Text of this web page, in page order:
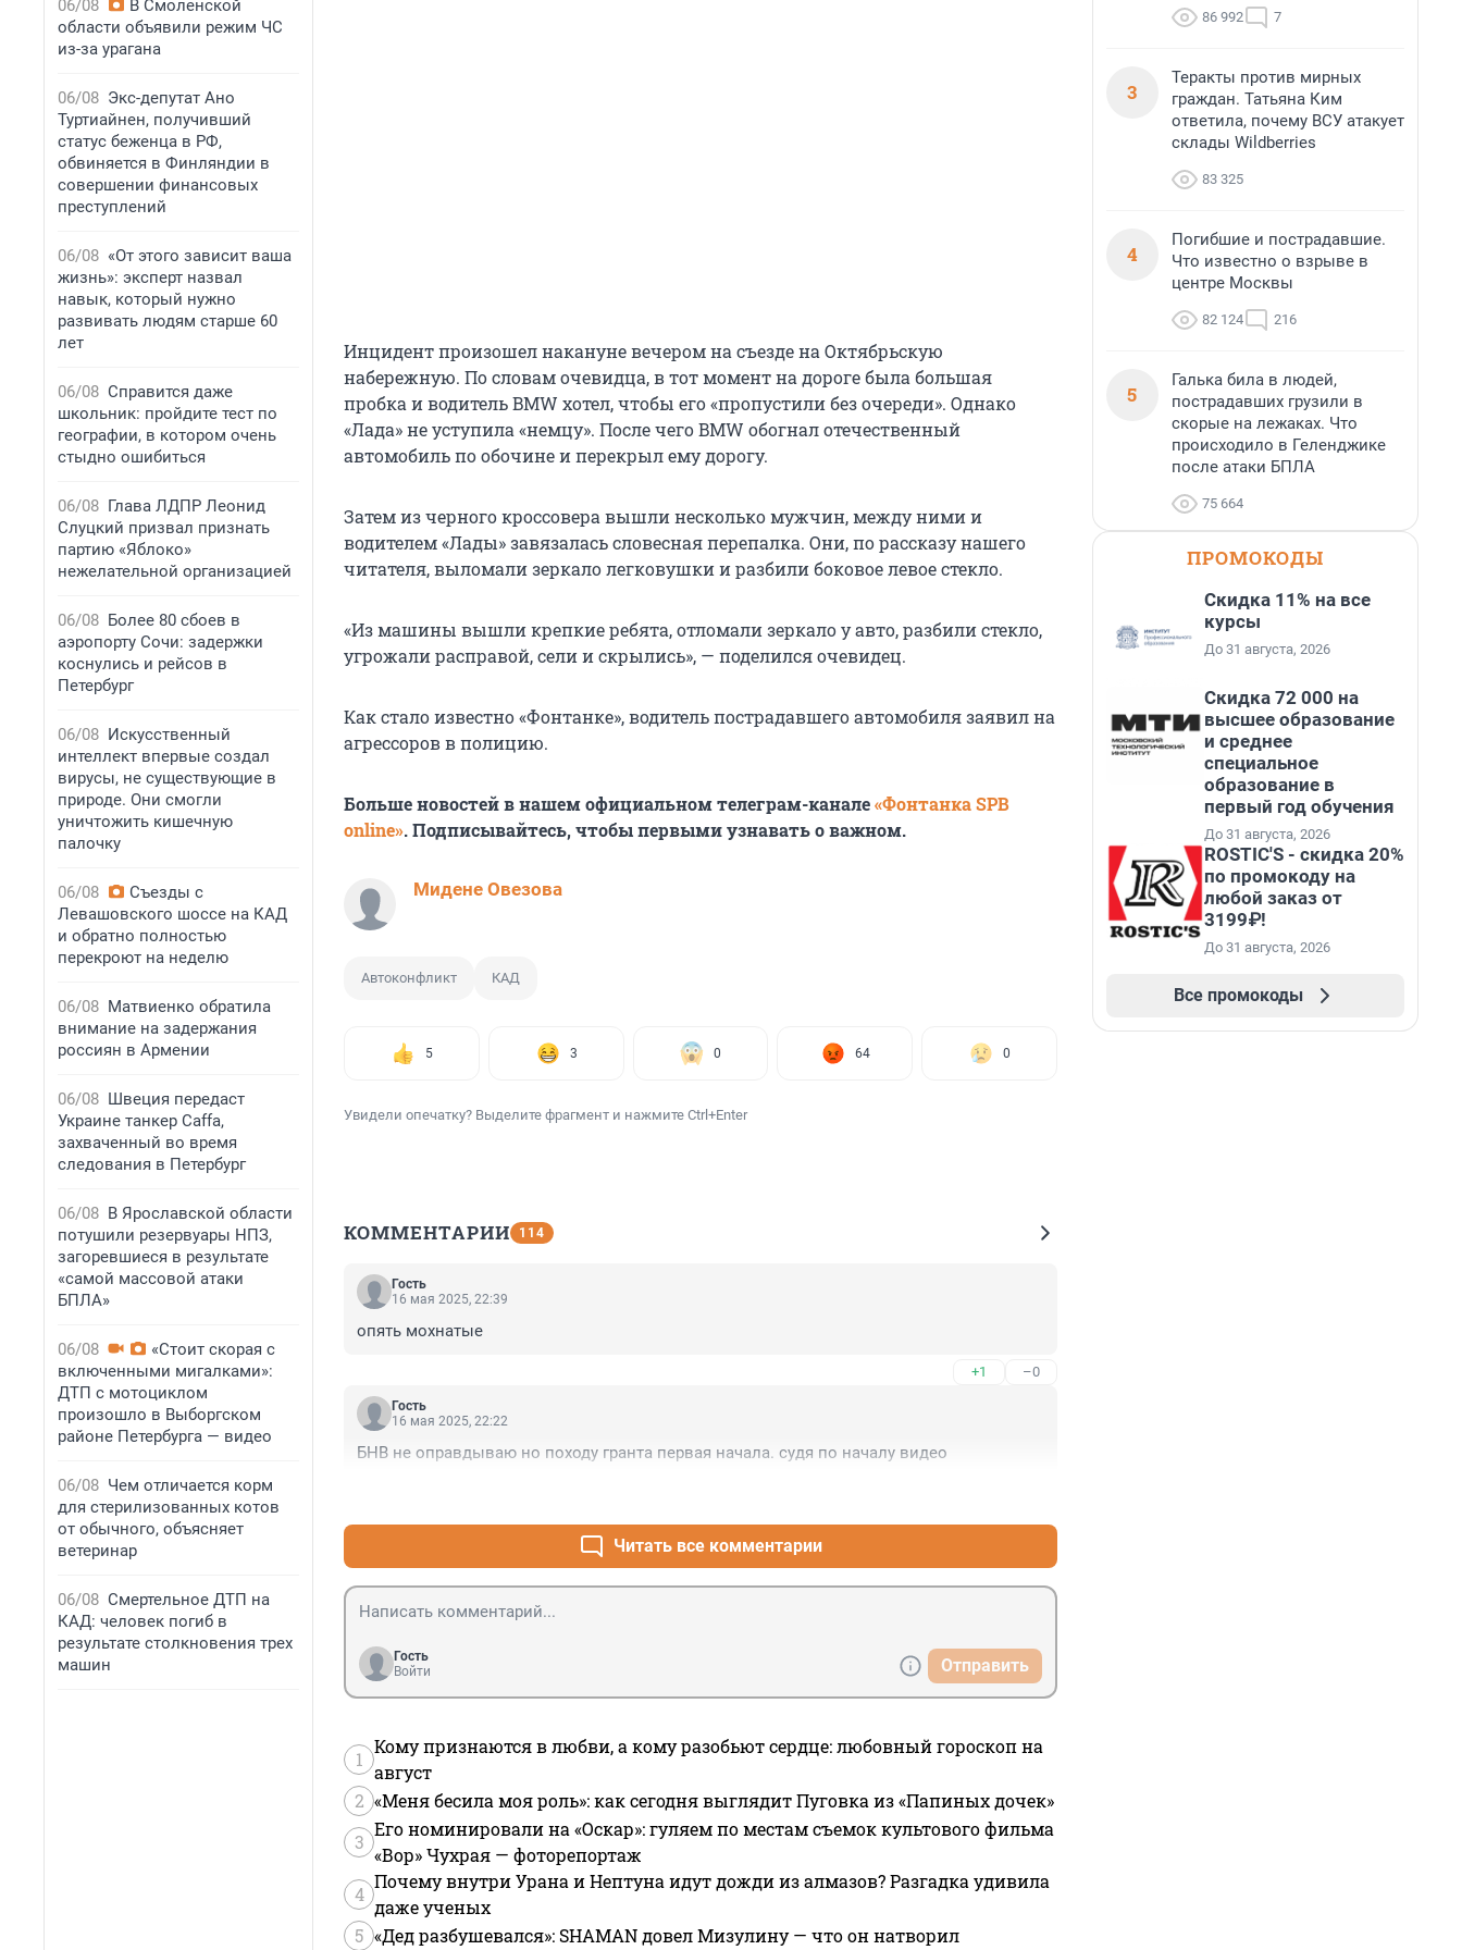
06/08
В Смоленской
области объявили режим ЧС
из-за урагана
06/08 Экс-депутат Ано
Туртиайнен, получивший
статус беженца в РФ,
обвиняется в Финляндии в
совершении финансовых
преступлений
06/08 «От этого зависит ваша
жизнь»: эксперт назвал
навык, который нужно
развивать людям старше 60
лет
06/08 Справится даже
школьник: пройдите тест по
географии, в котором очень
стыдно ошибиться
06/08 Глава ЛДПР Леонид
Слуцкий призвал признать
партию «Яблоко»
нежелательной организацией
06/08 Более 80 сбоев в
аэропорту Сочи: задержки
коснулись и рейсов в
Петербург
06/08 Искусственный
интеллект впервые создал
вирусы, не существующие в
природе. Они смогли
уничтожить кишечную
палочку
06/08
Съезды с
Левашовского шоссе на КАД
и обратно полностью
перекроют на неделю
06/08 Матвиенко обратила
внимание на задержания
россиян в Армении
06/08 Швеция передаст
Украине танкер Caffa,
захваченный во время
следования в Петербург
06/08 В Ярославской области
потушили резервуары НПЗ,
загоревшиеся в результате
«самой массовой атаки
БПЛА»
06/08
«Стоит скорая с
включенными мигалками»:
ДТП с мотоциклом
произошло в Выборгском
районе Петербурга — видео
06/08 Чем отличается корм
для стерилизованных котов
от обычного, объясняет
ветеринар
06/08 Смертельное ДТП на
КАД: человек погиб в
результате столкновения трех
машин
Инцидент произошел накануне вечером на съезде на Октябрьскую
набережную. По словам очевидца, в тот момент на дороге была большая
пробка и водитель BMW хотел, чтобы его «пропустили без очереди». Однако
«Лада» не уступила «немцу». После чего BMW обогнал отечественный
автомобиль по обочине и перекрыл ему дорогу.
Затем из черного кроссовера вышли несколько мужчин, между ними и
водителем «Лады» завязалась словесная перепалка. Они, по рассказу нашего
читателя, выломали зеркало легковушки и разбили боковое левое стекло.
«Из машины вышли крепкие ребята, отломали зеркало у авто, разбили стекло,
угрожали расправой, сели и скрылись», — поделился очевидец.
Как стало известно «Фонтанке», водитель пострадавшего автомобиля заявил на
агрессоров в полицию.
Больше новостей в нашем официальном телеграм-канале«Фонтанка SPB
online». Подписывайтесь, чтобы первыми узнавать о важном.
Мидене Овезова
Автоконфликт КАД
5 3 0 64 0
Увидели опечатку? Выделите фрагмент и нажмите Ctrl+Enter
КОММЕНТАРИИ 114
Гость
16 мая 2025, 22:39
опять мохнатые
+1 –0
Гость
16 мая 2025, 22:22
БНВ не оправдываю но походу гранта первая начала. судя по началу видео
Читать все комментарии
Гость
Войти
Отправить
1
Кому признаются в любви, а кому разобьют сердце: любовный гороскоп на
август
2 «Меня бесила моя роль»: как сегодня выглядит Пуговка из «Папиных дочек»
3
Его номинировали на «Оскар»: гуляем по местам съемок культового фильма
«Вор» Чухрая — фоторепортаж
4
Почему внутри Урана и Нептуна идут дожди из алмазов? Разгадка удивила
даже ученых
5 «Дед разбушевался»: SHAMAN довел Мизулину — что он натворил
86 992 7
3
Теракты против мирных
граждан. Татьяна Ким
ответила, почему ВСУ атакует
склады Wildberries
83 325
4
Погибшие и пострадавшие.
Что известно о взрыве в
центре Москвы
82 124 216
5
Галька била в людей,
пострадавших грузили в
скорые на лежаках. Что
происходило в Геленджике
после атаки БПЛА
75 664
ПРОМОКОДЫ
Скидка 11% на все
курсы
До 31 августа, 2026
Скидка 72 000 на
высшее образование
и среднее
специальное
образование в
первый год обучения
До 31 августа, 2026
ROSTIC'S - скидка 20%
по промокоду на
любой заказ от
3199₽!
До 31 августа, 2026
Все промокоды